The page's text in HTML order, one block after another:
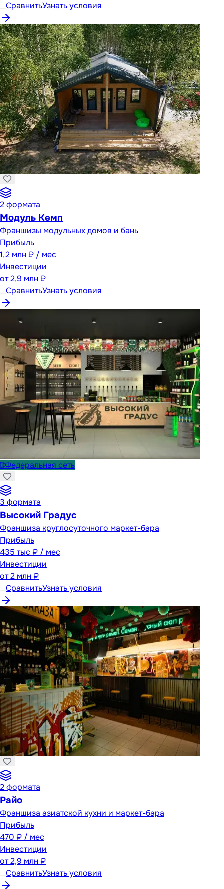
СравнитьУзнать условия
2формата
Модуль Кемп
Франшизы модульных домов и бань
Прибыль
1,2 млн ₽ / мес
Инвестиции
от2,9 млн ₽
СравнитьУзнать условия
🌐Федеральная сеть
3 формата
Высокий Градус
Франшиза круглосуточного маркет-бара
Прибыль
435 тыс ₽ / мес
Инвестиции
от2 млн ₽
СравнитьУзнать условия
2формата
Райо
Франшиза азиатской кухни и маркет-бара
Прибыль
470 ₽ / мес
Инвестиции
от2,9 млн ₽
СравнитьУзнать условия